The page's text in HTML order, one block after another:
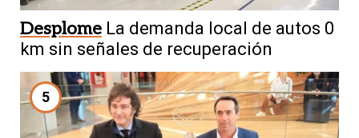
Desplome La demanda local de autos 0
km sin señales de recuperación
5